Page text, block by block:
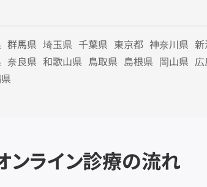
群馬県 埼玉県 千葉県 東京都 神奈川県 新
奈良県 和歌山県 鳥取県 島根県 岡山県
ンライン診療の流れ